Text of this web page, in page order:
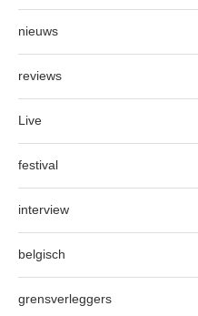
nieuws
reviews
Live
festival
interview
belgisch
grensverleggers